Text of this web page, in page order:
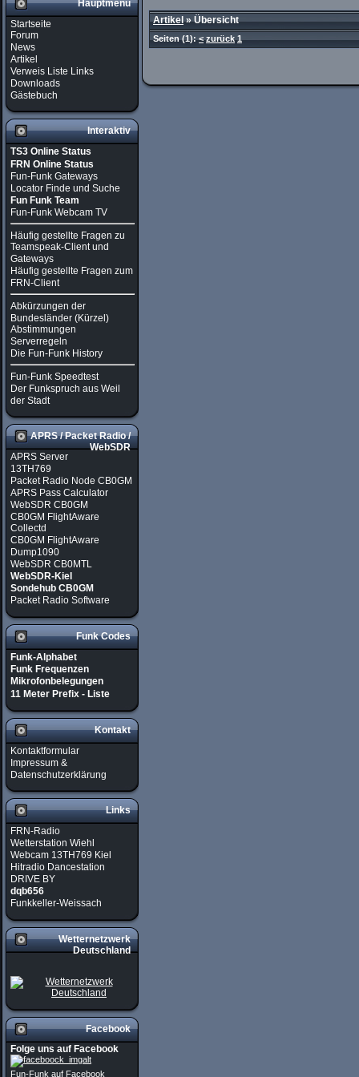
Hauptmenü
Startseite
Forum
News
Artikel
Verweis Liste Links
Downloads
Gästebuch
Interaktiv
TS3 Online Status
FRN Online Status
Fun-Funk Gateways
Locator Finde und Suche
Fun Funk Team
Fun-Funk Webcam TV
Häufig gestellte Fragen zu
Teamspeak-Client und
Gateways
Häufig gestellte Fragen zum
FRN-Client
Abkürzungen der
Bundesländer (Kürzel)
Abstimmungen
Serverregeln
Die Fun-Funk History
Fun-Funk Speedtest
Der Funkspruch aus Weil
der Stadt
APRS / Packet Radio /
WebSDR
APRS Server
13TH769
Packet Radio Node CB0GM
APRS Pass Calculator
WebSDR CB0GM
CB0GM FlightAware
Collectd
CB0GM FlightAware
Dump1090
WebSDR CB0MTL
WebSDR-Kiel
Sondehub CB0GM
Packet Radio Software
Funk Codes
Funk-Alphabet
Funk Frequenzen
Mikrofonbelegungen
11 Meter Prefix - Liste
Kontakt
Kontaktformular
Impressum &
Datenschutzerklärung
Links
FRN-Radio
Wetterstation Wiehl
Webcam 13TH769 Kiel
Hitradio Dancestation
DRIVE BY
dqb656
Funkkeller-Weissach
Wetternetzwerk
Deutschland
Facebook
Folge uns auf Facebook
Fun-Funk auf Facebook
Artikel»Übersicht
Seiten(1):< zurück 1